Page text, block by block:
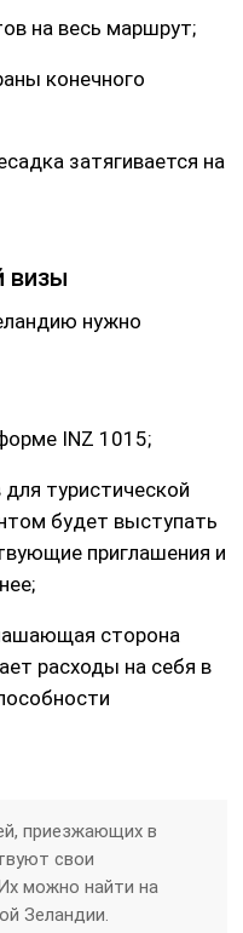
на весь маршрут;
конечного
затягивается на
визы
нужно
INZ 1015;
туристической
будет выступать
приглашения и
сторона
расходы на себя в
приезжающих в
свои
можно найти на
Зеландии.